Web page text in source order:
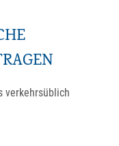
A
verkehrsüblich